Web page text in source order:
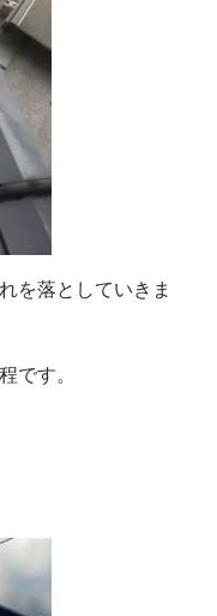
を落としていきま
です。